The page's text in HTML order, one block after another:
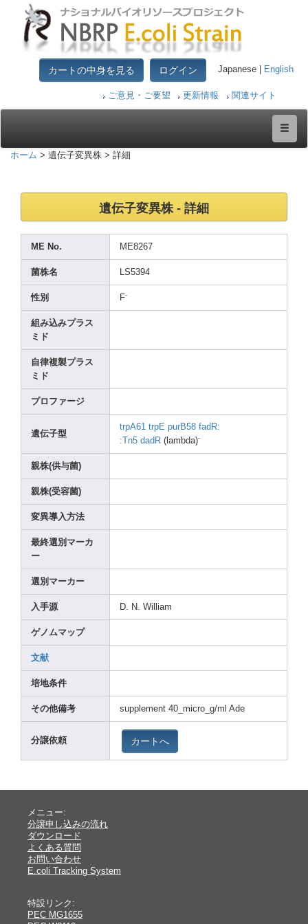
カートの中身を見る ログイン Japanese | English
ご意見・ご要望 更新情報 関連サイト
ホーム > 遺伝子変異株 > 詳細
遺伝子変異株 - 詳細
ME No. ME8267
菌株名 LS5394
性別 F-
組み込みプラス
ミド
自律複製プラス
ミド
プロファージ
遺伝子型
trpA61 trpE purB58 fadR:
:Tn5 dadR (lambda)-
親株(供与菌)
親株(受容菌)
変異導入方法
最終選別マーカ
ー
選別マーカー
入手源 D. N. William
ゲノムマップ
文献
培地条件
その他備考 suppl ement 40_micro_g/ml Ade
分譲依頼 カートへ
メニュー:
分譲申し込みの流れ
ダウンロード
よくある質問
お問い合わせ
E.coli Tracking System
特設リンク:
PEC MG1655